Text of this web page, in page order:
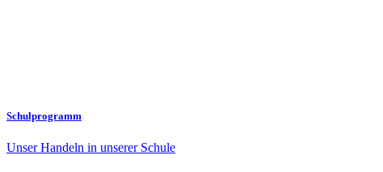
Schulprogramm
Unser Handeln in unserer Schule